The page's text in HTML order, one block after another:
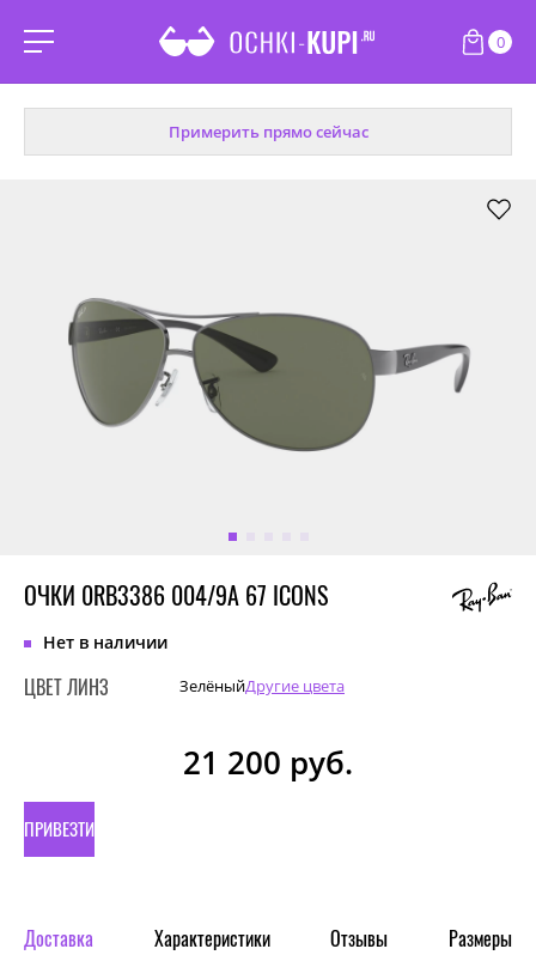
0
Примерить прямо сейчас
ОЧКИ 0RB3386 004/9A 67 ICONS
Нет в наличии
ЦВЕТ ЛИНЗ ЗелёныйДругие цвета
21 200 руб.
ПРИВЕЗТИ
ЗАКАЗ
Доставка Характеристики Отзывы Размеры